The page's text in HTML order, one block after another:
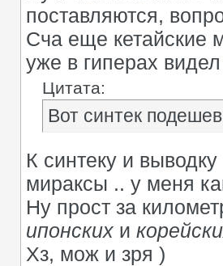
поставляются,
Сча еще кетайские
уже в гиперах
Цитата:
Вот синтек
К синтеку и
мираксы .. у меня
Ну прост за
ипонских и
Хз, мож и зря )